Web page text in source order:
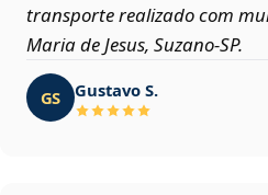
transporte realizado com
Maria de Jesus, Suzano‑SP.
GS Gustavo S.